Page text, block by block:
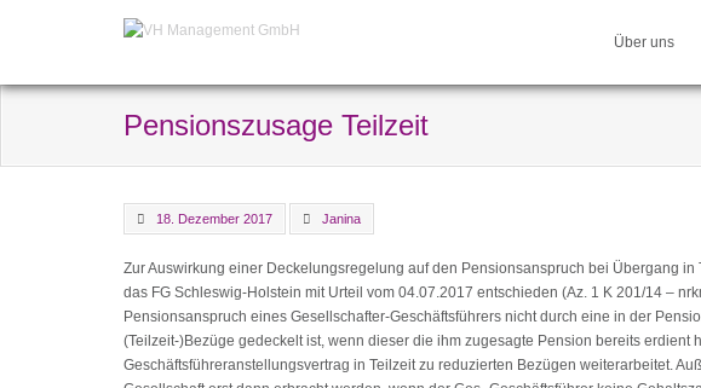
Über uns
Pensionszusage Teilzeit
18. Dezember 2017 Janina
Zur Auswirkung einer Deckelungsregelung auf den Pensionsanspruch bei Übergang
das FG Schleswig-Holstein mit Urteil vom 04.07.2017 entschieden (Az. 1 K 201/14 –
Pensionsanspruch eines Gesellschafter-Geschäftsführers nicht durch eine in der
(Teilzeit-)Bezüge gedeckelt ist, wenn dieser die ihm zugesagte Pension bereits erdient
Geschäftsführeranstellungsvertrag in Teilzeit zu reduzierten Bezügen weiterarbeitet.